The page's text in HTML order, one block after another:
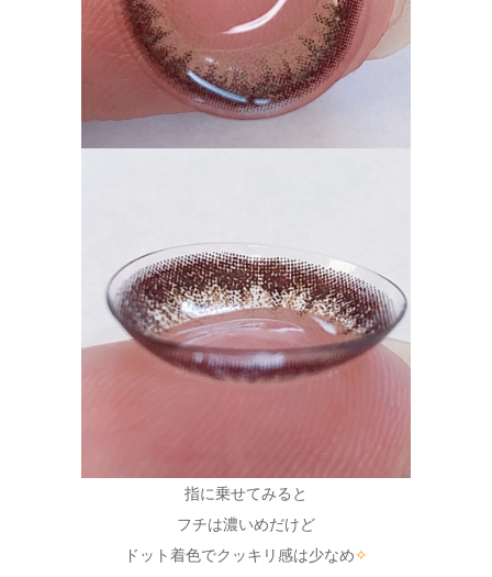
指に乗せてみると
フチは濃いめだけど
ドット着色でクッキリ感は少なめ✧